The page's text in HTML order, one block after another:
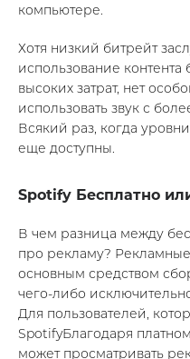
компьютере.
Хотя низкий битрейт
использование
высоких затрат, нет
использовать звук с
Всякий раз, когда
еще доступны.
Spotify Бесплатно
В чем разница между
про рекламу?
основным средством
чего-либо
Для пользователей,
SpotifyБлагодаря
может просматривать